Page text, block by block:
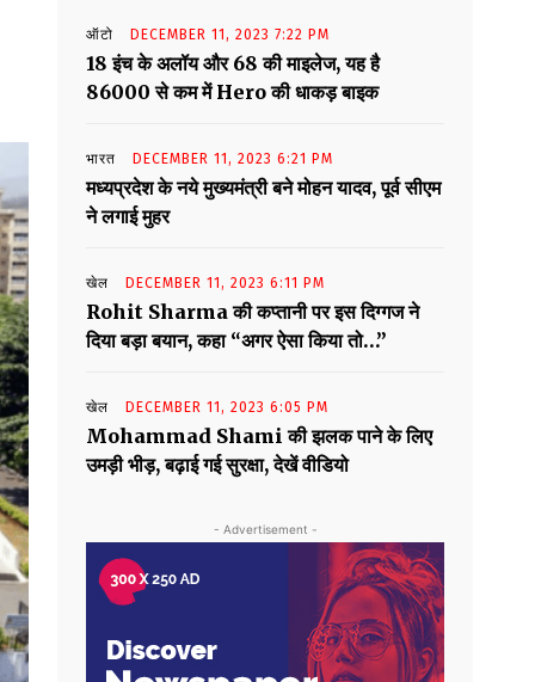
ऑटो DECEMBER 11, 2023 7:22 PM
18 इंच के अलॉय और 68 की माइलेज, यह है
86000 से कम में Hero की धाकड़ बाइक
भारत DECEMBER 11, 2023 6:21 PM
मध्यप्रदेश के नये मुख्यमंत्री बने मोहन यादव, पूर्व सीएम
ने लगाई मुहर
खेल DECEMBER 11, 2023 6:11 PM
Rohit Sharma की कप्तानी पर इस दिग्गज ने
दिया बड़ा बयान, कहा “अगर ऐसा किया तो…”
खेल DECEMBER 11, 2023 6:05 PM
Mohammad Shami की झलक पाने के लिए
उमड़ी भीड़, बढ़ाई गई सुरक्षा, देखें वीडियो
- Advertisement -